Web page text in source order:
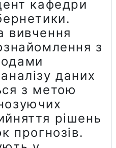
кафедри
вивчення
з
даних
з метою
рішень
прогнозів.